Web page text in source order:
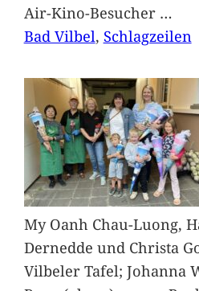
Air-Kino-Besucher …
Bad Vilbel, Schlagzeilen
My Oanh Chau-Luong,
Dernedde und Christa
Vilbeler Tafel; Johanna